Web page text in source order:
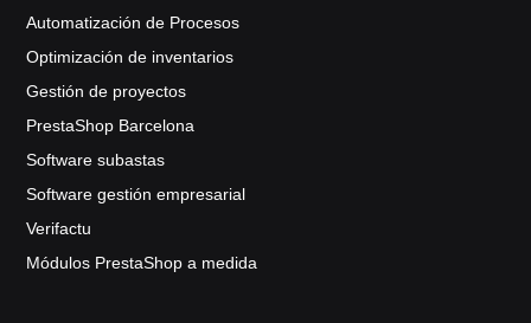
Automatización de Procesos
Optimización de inventarios
Gestión de proyectos
PrestaShop Barcelona
Software subastas
Software gestión empresarial
Verifactu
Módulos PrestaShop a medida